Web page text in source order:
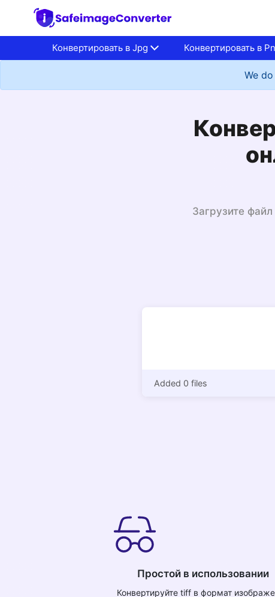
Конвертировать в Jpg Конвертировать в
We
Загрузите
Added 0 files
Простой в использовании
Конвертируйте tiff в формат